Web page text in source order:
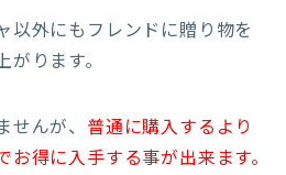
以外にもフレンドに贈り物を
ります。
んが、 普通に購入するより
得に入手する事が出来ます。